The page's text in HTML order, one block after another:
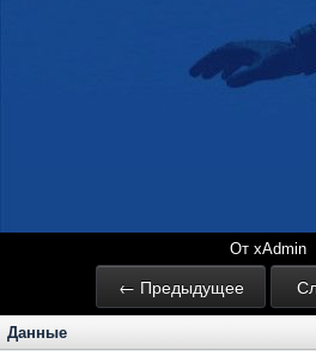
От xAdmin
← Предыдущее
Данные